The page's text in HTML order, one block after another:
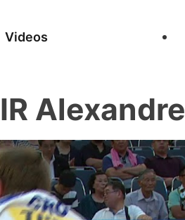
Videos
Alexandre